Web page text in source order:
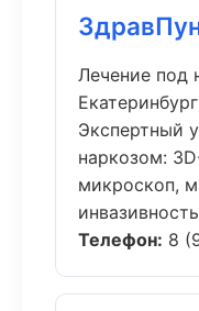
Лечение под
Екатеринбург
Экспертный
наркозом:
микроскоп,
Телефон: 8